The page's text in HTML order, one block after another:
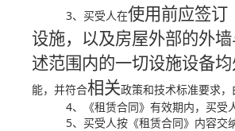
3、买受人在使用前应签订
设施，以及房屋外部的外
述范围内的一切设施设备
能，并符合相关政策和技术标准要求
4、《租赁合同》有效期内，买受
5、买受人按《租赁合同》内容交